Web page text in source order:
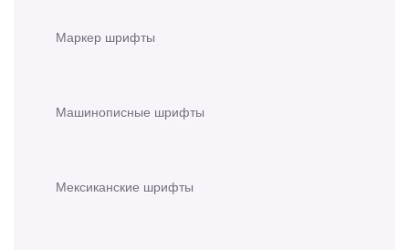
Маркер шрифты
Машинописные шрифты
Мексиканские шрифты